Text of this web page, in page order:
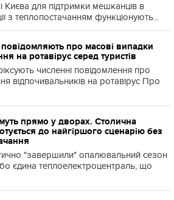
для підтримки мешканців в
з теплопостачанням функціонують...
про масові випадки
на ротавірус серед туристів
численні повідомлення про
відпочивальників на ротавірус Про
прямо у дворах. Столична
до найгіршого сценарію без
"завершили" опалювальний сезон
єдина теплоелектроцентраль, що